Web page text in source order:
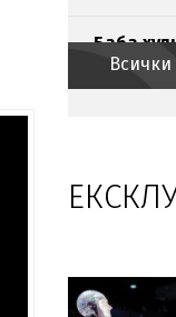
„Баба
„Дружба“
Хванаха
национал
Георги
пред